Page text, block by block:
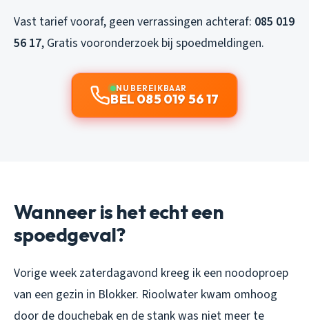
Vast tarief vooraf, geen verrassingen achteraf: 085 019
56 17, Gratis vooronderzoek bij spoedmeldingen.
NU BEREIKBAAR
BEL 085 019 56 17
Wanneer is het echt een
spoedgeval?
Vorige week zaterdagavond kreeg ik een noodoproep
van een gezin in Blokker. Rioolwater kwam omhoog
door de douchebak en de stank was niet meer te